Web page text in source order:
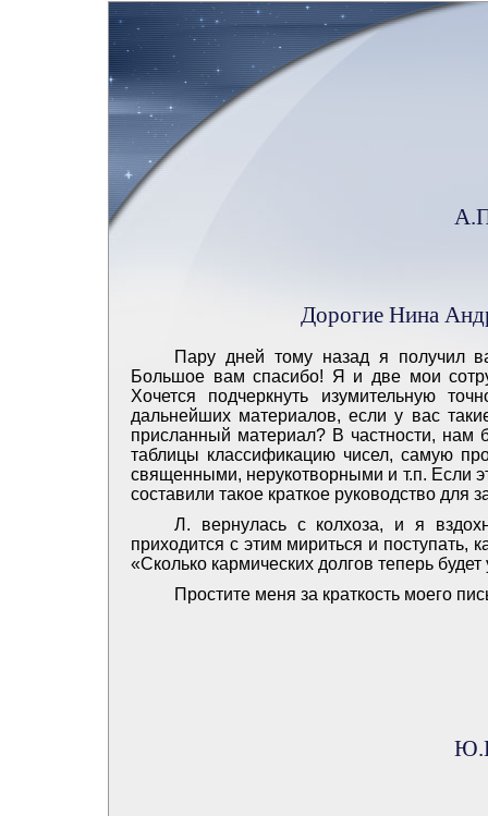
Дорогие Нина
Пару дней тому назад я получил
Большое вам спасибо! Я и две мои
Хочется подчеркнуть изумительную
дальнейших материалов, если у вас
присланный материал? В частности,
таблицы классификацию чисел, самую
священными, нерукотворными и т.п. Если
составили такое краткое руководство для
Л. вернулась с колхоза, и я
приходится с этим мириться и поступать,
«Сколько кармических долгов теперь
Простите меня за краткость моего